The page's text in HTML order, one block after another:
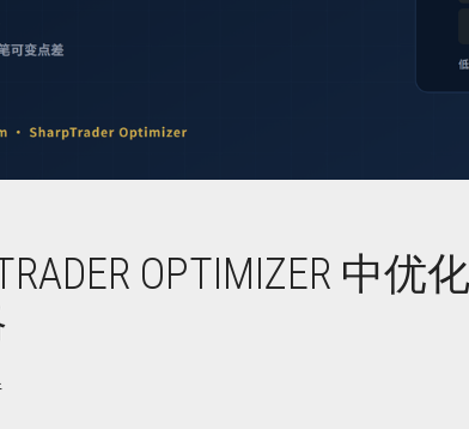
OPTIMIZER 中优